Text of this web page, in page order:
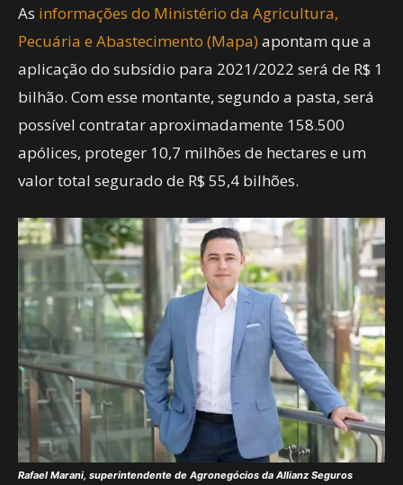
As informações do Ministério da Agricultura,
Pecuária e Abastecimento (Mapa) apontam que a
aplicação do subsídio para 2021/2022 será de R$ 1
bilhão. Com esse montante, segundo a pasta, será
possível contratar aproximadamente 158.500
apólices, proteger 10,7 milhões de hectares e um
valor total segurado de R$ 55,4 bilhões.
Rafael Marani, superintendente de Agronegócios da Allianz Seguros